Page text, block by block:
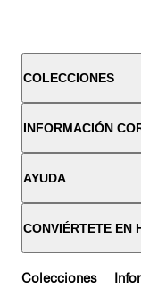
COLECCIONES
INFORMACIÓN
AYUDA
CONVIÉRTETE EN
Colecciones